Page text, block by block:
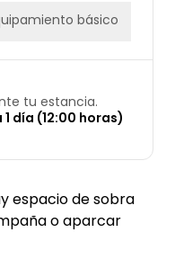
básico
tu estancia.
día (12:00 horas)
espacio de sobra
o aparcar